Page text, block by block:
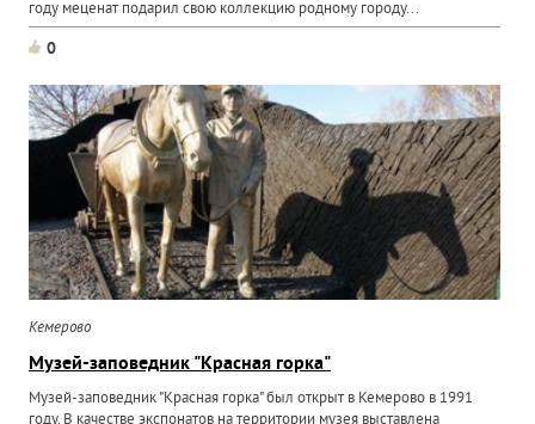
году меценат подарил свою коллекцию родному городу...
0
Кемерово
Музей-заповедник "Красная горка"
Музей-заповедник "Красная горка" был открыт в Кемерово в 1991